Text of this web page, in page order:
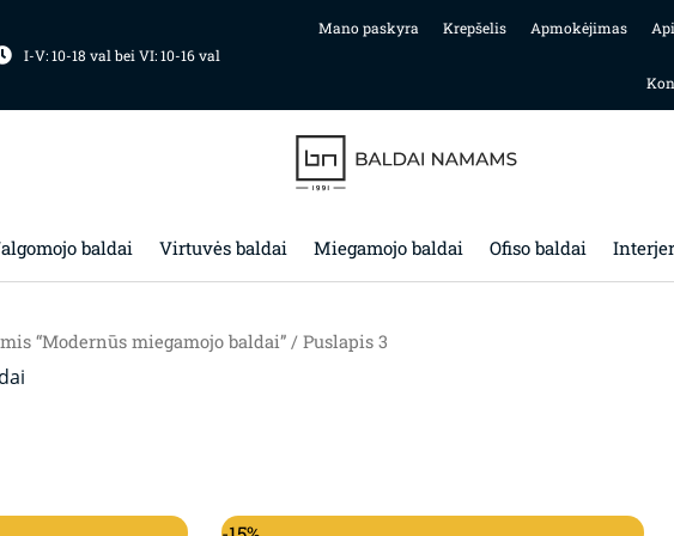
I-V: 10-18 val bei VI: 10-16 val
Mano paskyra Krepšelis Apmokėjimas
baldai Virtuvės baldai Miegamojo baldai Ofiso baldai
“Modernūs miegamojo baldai” / Puslapis 3